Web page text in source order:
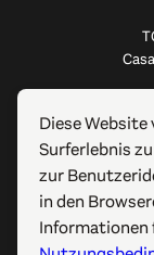
ÜBER DIESE
NÜTZLICHE LINKS
Diese Website
Surferlebnis
zur
in den
Informationen